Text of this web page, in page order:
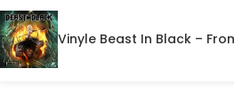
Vinyle Beast In Black –